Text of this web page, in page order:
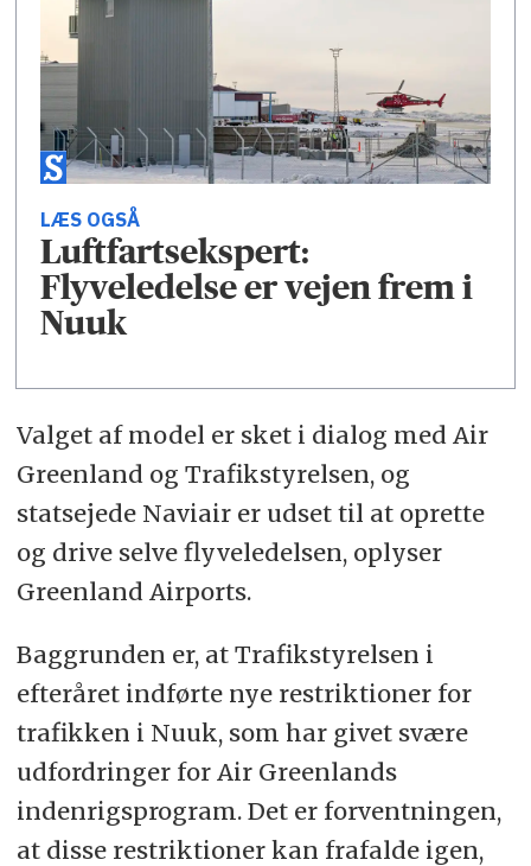
LÆS OGSÅ
Luftfartsekspert:
Flyveledelse er vejen frem i
Nuuk
Valget af model er sket i dialog med Air
Greenland og Trafikstyrelsen, og
statsejede Naviair er udset til at oprette
og drive selve flyveledelsen, oplyser
Greenland Airports.
Baggrunden er, at Trafikstyrelsen i
efteråret indførte nye restriktioner for
trafikken i Nuuk, som har givet svære
udfordringer for Air Greenlands
indenrigsprogram. Det er forventningen,
at disse restriktioner kan frafalde igen,